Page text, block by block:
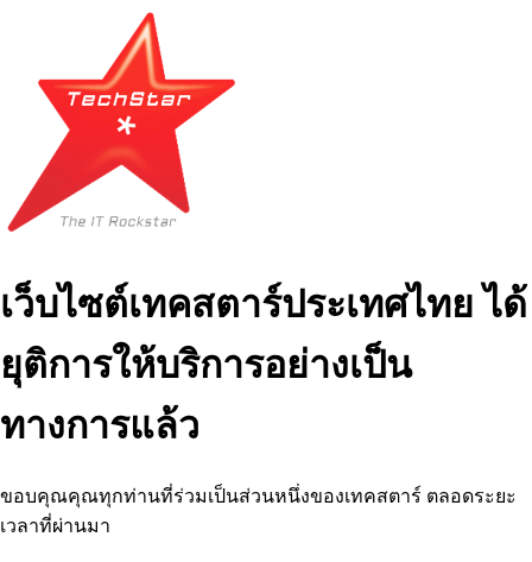
เว็บไซต์เทคสตาร์ประเทศไทย ได้
ยุติการให้บริการอย่างเป็น
ทางการแล้ว
ขอบคุณคุณทุกท่านที่ร่วมเป็นส่วนหนึ่งของเทคสตาร์ ตลอดระยะ
เวลาที่ผ่านมา